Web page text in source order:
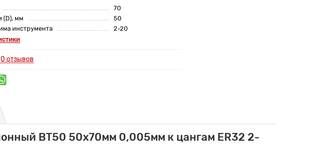
70
(D), мм
50
инструмента
2-20
0 отзывов
BT50 50x70мм 0,005мм к цангам ER32 2-